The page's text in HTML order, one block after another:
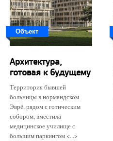
Объект
Архитектура,
готовая к будущему
Территория бывшей
больницы в нормандском
Эврё, рядом с готическим
собором, вместила
медицинское училище с
большим паркингом <...>